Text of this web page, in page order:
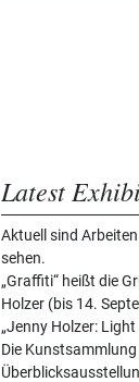
Latest
Aktuell sind
sehen.
„Graffiti“ heißt die
Holzer (bis 14.
„Jenny Holzer:
Die